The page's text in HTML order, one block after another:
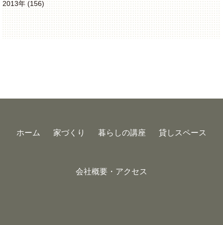
2013年 (156)
ホーム 家づくり 暮らしの講座 貸しスペース
会社概要・アクセス